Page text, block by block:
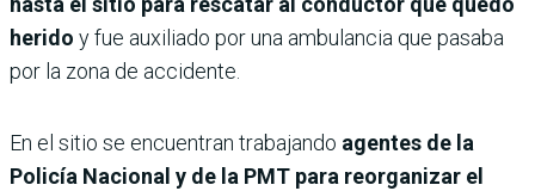
herido y fue auxiliado por una ambulancia que pasaba
por la zona de accidente.
En el sitio se encuentran trabajando agentes de la
Policía Nacional y de la PMT para reorganizar el